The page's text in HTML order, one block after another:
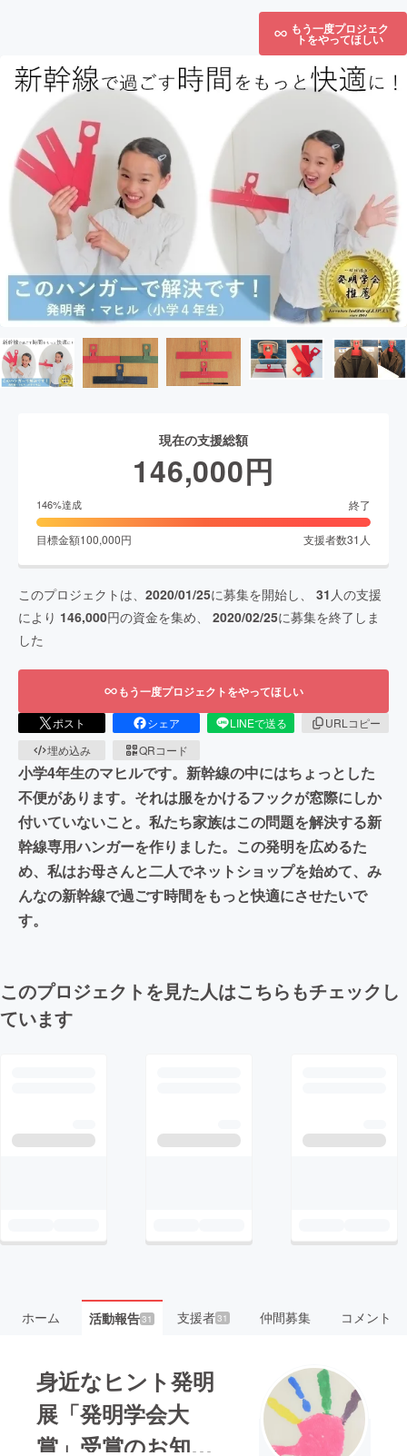
もう一度プロジェク
トをやってほしい
現在の支援総額
146,000円
146%達成 終了
目標金額100,000円 支援者数31 人
このプロジェクトは、 2020/01/25に募集を開始し、 31 人の支援
により 146,000円の資金を集め、 2020/02/25に募集を終了しま
した
もう一度プロジェクトをやってほしい
ポスト シェア LINEで送る
URLコピー
埋め込み
QRコード
小学4年生のマヒルです。新幹線の中にはちょっとした
不便があります。それは服をかけるフックが窓際にしか
付いていないこと。私たち家族はこの問題を解決する新
幹線専用ハンガーを作りました。この発明を広めるた
め、私はお母さんと二人でネットショップを始めて、み
んなの新幹線で過ごす時間をもっと快適にさせたいで
す。
このプロジェクトを見た人はこちらもチェックし
ています
ホーム 活動報告31 支援者31 仲間募集 コメント
身近なヒント発明
展「発明学会大
賞」受賞のお知ら